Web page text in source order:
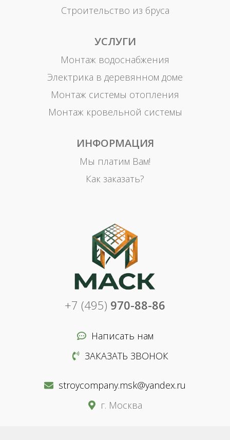
Строительство из бруса
УСЛУГИ
Монтаж водоснабжения
Электрика в деревянном доме
Монтаж системы отопления
Монтаж кровельной системы
ИНФОРМАЦИЯ
Мы платим Вам!
Как заказать?
+7 (495) 970-88-86
Написать нам
ЗАКАЗАТЬ ЗВОНОК
stroycompany.msk@yandex.ru
г. Москва